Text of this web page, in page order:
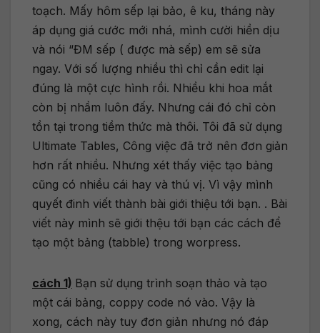
toạch. Mấy hôm sếp lại bảo, ê ku, tháng này
áp dụng giá cước mới nhá, mình cười hiền dịu
và nói “ĐM sếp ( được mà sếp) em sẽ sửa
ngay. Với số lượng nhiều thì chỉ cần edit lại
đúng là một cực hình rồi. Nhiều khi hoa mắt
còn bị nhầm luôn đấy. Nhưng cái đó chỉ còn
tồn tại trong tiềm thức mà thôi. Tôi đã sử dụng
Ultimate Tables, Công việc đã trở nên đơn giản
hơn rất nhiều. Nhưng xét thấy việc tạo bảng
cũng có nhiều cái hay và thú vị. Vì vậy mình
quyết đinh viết thành bài giới thiệu tới bạn. . Bài
viết này mình sẽ giới thệu tới bạn các cách để
tạo một bảng (tabble) trong worpress.
cách 1) Bạn sử dụng trình soạn thảo và tạo
một cái bảng, coppy code nó vào. Vậy là
xong, cách này tuy đơn giản nhưng nó đáp